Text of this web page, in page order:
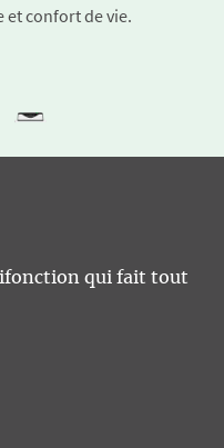
confort de vie.
qui fait tout